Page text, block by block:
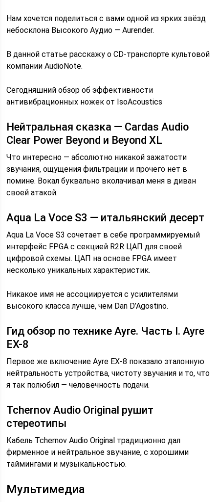
Нам хочется поделиться с вами одной из ярких звёзд
небосклона Высокого Аудио — Aurender.
В данной статье расскажу о CD-транспорте культовой
компании AudioNote.
Сегодняшний обзор об эффективности
антивибрационных ножек от IsoAcoustics
Нейтральная сказка — Cardas Audio
Clear Power Beyond и Beyond XL
Что интересно — абсолютно никакой зажатости
звучания, ощущения фильтрации и прочего нет в
помине. Вокал буквально вколачивал меня в диван
своей атакой.
Aqua La Voce S3 — итальянский десерт
Aqua La Voce S3 сочетает в себе программируемый
интерфейс FPGA с секцией R2R ЦАП для своей
цифровой схемы. ЦАП на основе FPGA имеет
несколько уникальных характеристик.
Никакое имя не ассоциируется с усилителями
высокого класса лучше, чем Dan D’Agostino.
Гид обзор по технике Ayre. Часть I. Ayre
EX-8
Первое же включение Ayre EX-8 показало эталонную
нейтральность устройства, чистоту звучания и то, что
я так полюбил — человечность подачи.
Tchernov Audio Original рушит
стереотипы
Кабель Tchernov Audio Original традиционно дал
фирменное и нейтральное звучание, с хорошими
таймингами и музыкальностью.
Мультимедиа